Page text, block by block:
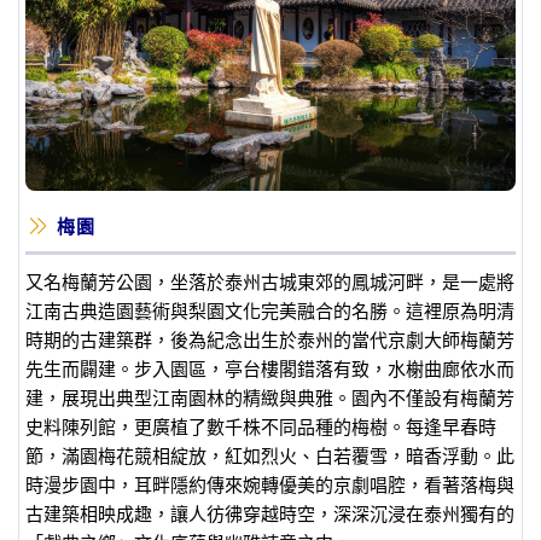
梅園
又名梅蘭芳公園，坐落於泰州古城東郊的鳳城河畔，是一處將
江南古典造園藝術與梨園文化完美融合的名勝。這裡原為明清
時期的古建築群，後為紀念出生於泰州的當代京劇大師梅蘭芳
先生而闢建。步入園區，亭台樓閣錯落有致，水榭曲廊依水而
建，展現出典型江南園林的精緻與典雅。園內不僅設有梅蘭芳
史料陳列館，更廣植了數千株不同品種的梅樹。每逢早春時
節，滿園梅花競相綻放，紅如烈火、白若覆雪，暗香浮動。此
時漫步園中，耳畔隱約傳來婉轉優美的京劇唱腔，看著落梅與
古建築相映成趣，讓人彷彿穿越時空，深深沉浸在泰州獨有的